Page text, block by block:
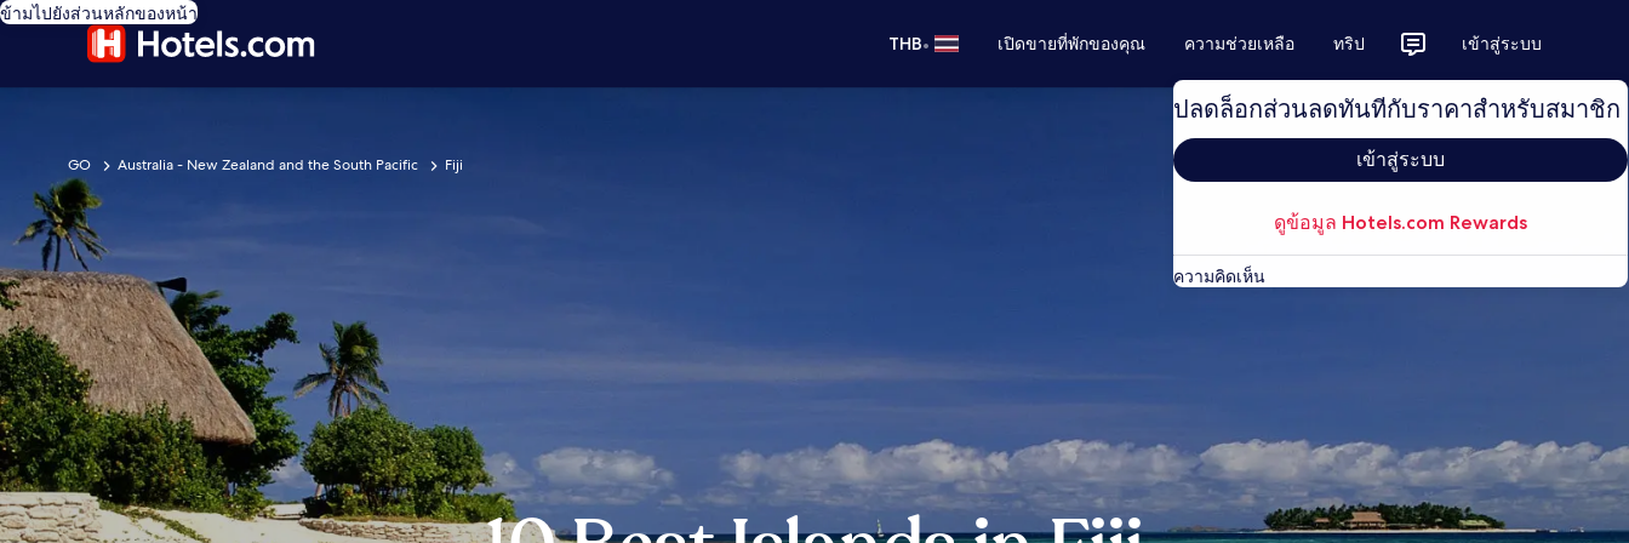
ข้ามไปยังส่วนหลักของหน้า
THB• เปิดขายที่พักของคุณ ความช่วยเหลือ ทริป เข้าสู่ระบบ
ปลดล็อกส่วนลดทันทีกับราคาสำหรับสมาชิก
เข้าสู่ระบบ
ดูข้อมูล Hotels.com Rewards
ความคิดเห็น
GO Australia - New Zealand and the South Pacific Fiji